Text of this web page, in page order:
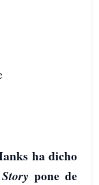
ha dicho
pone de